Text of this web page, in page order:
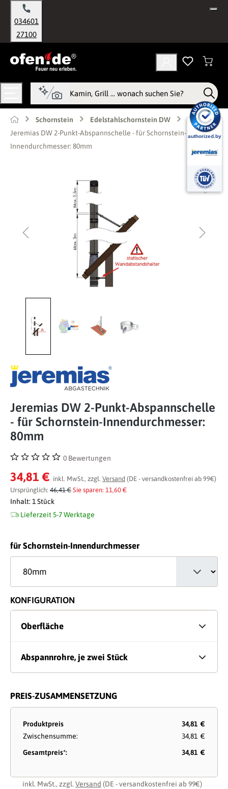
springen
034601
27100
Schornstein
Edelstahlschornstein DW
Jeremias DW 2-Punkt-Abspannschelle - für Schornstein-
Innendurchmesser: 80mm
Jeremias DW 2-Punkt-Abspannschelle
- für Schornstein-Innendurchmesser:
80mm
Durchschnittliche Bewertung von 0 von 5 Sternen
0 Bewertungen
34,81 € inkl. MwSt., zzgl. Versand (DE - versandkostenfrei ab 99€)
Ursprünglich: 46,41 € Sie sparen: 11,60 €
Inhalt: 1 Stück
Lieferzeit 5-7 Werktage
für Schornstein-Innendurchmesserauswählen
KONFIGURATION
Oberfläche
Abspannrohre, je zwei Stück
PREIS-ZUSAMMENSETZUNG
Produktpreis
34,81 €
Zwischensumme:
34,81 €
Gesamtpreis*:
34,81 €
inkl. MwSt., zzgl. Versand (DE - versandkostenfrei ab 99€)